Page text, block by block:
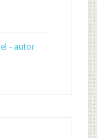
- autor